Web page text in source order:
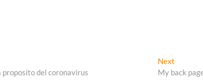
proposito del coronavirus
Next
post:
My back